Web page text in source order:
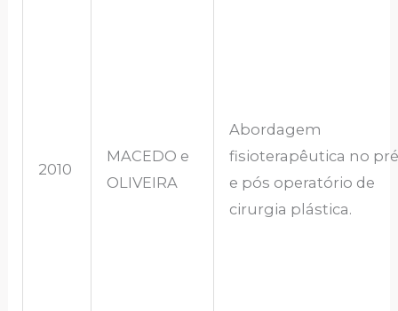
2010
MACEDO e
OLIVEIRA
Abordagem
fisioterapêutica no pré
e pós operatório de
cirurgia plástica.